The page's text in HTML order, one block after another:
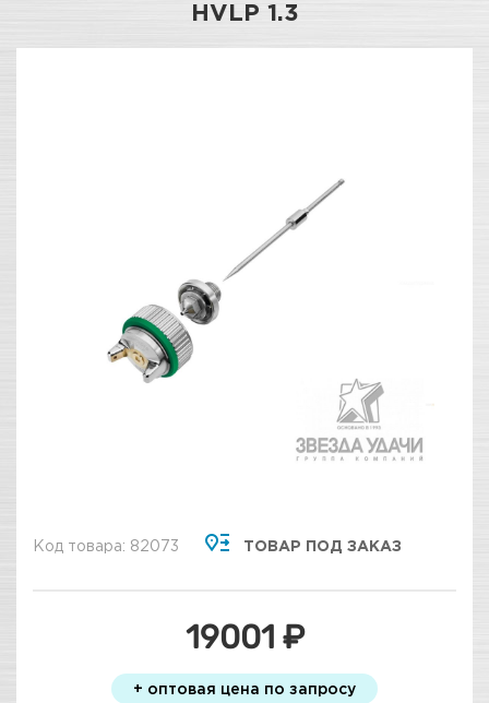
HVLP 1.3
Код товара: 82073 ТОВАР ПОД ЗАКАЗ
19001 ₽
+ оптовая цена по запросу